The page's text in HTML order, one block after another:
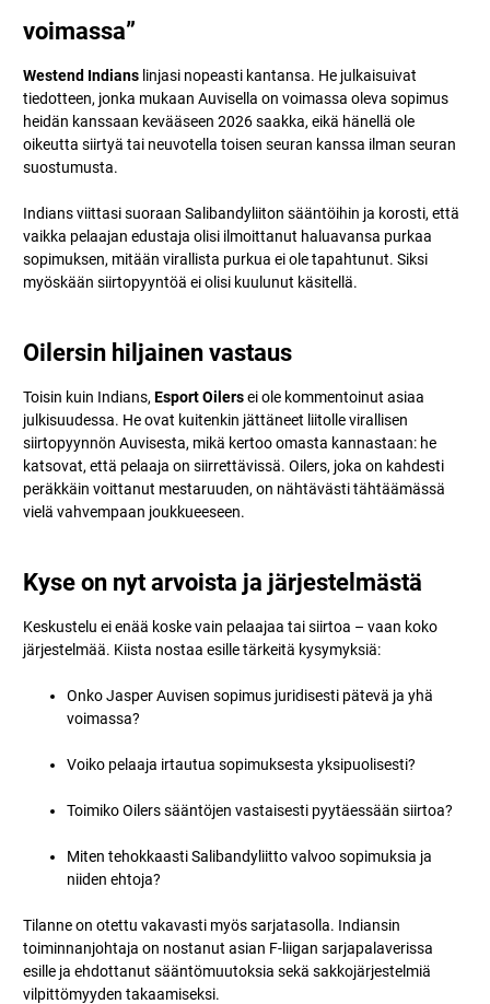
voimassa”
Westend Indians linjasi nopeasti kantansa. He julkaisuivat
tiedotteen, jonka mukaan Auvisella on voimassa oleva sopimus
heidän kanssaan kevääseen 2026 saakka, eikä hänellä ole
oikeutta siirtyä tai neuvotella toisen seuran kanssa ilman seuran
suostumusta.
Indians viittasi suoraan Salibandyliiton sääntöihin ja korosti, että
vaikka pelaajan edustaja olisi ilmoittanut haluavansa purkaa
sopimuksen, mitään virallista purkua ei ole tapahtunut. Siksi
myöskään siirtopyyntöä ei olisi kuulunut käsitellä.
Oilersin hiljainen vastaus
Toisin kuin Indians, Esport Oilersei ole kommentoinut asiaa
julkisuudessa. He ovat kuitenkin jättäneet liitolle virallisen
siirtopyynnön Auvisesta, mikä kertoo omasta kannastaan: he
katsovat, että pelaaja on siirrettävissä. Oilers, joka on kahdesti
peräkkäin voittanut mestaruuden, on nähtävästi tähtäämässä
vielä vahvempaan joukkueeseen.
Kyse on nyt arvoista ja järjestelmästä
Keskustelu ei enää koske vain pelaajaa tai siirtoa – vaan koko
järjestelmää. Kiista nostaa esille tärkeitä kysymyksiä:
Onko Jasper Auvisen sopimus juridisesti pätevä ja yhä
voimassa?
Voiko pelaaja irtautua sopimuksesta yksipuolisesti?
Toimiko Oilers sääntöjen vastaisesti pyytäessään siirtoa?
Miten tehokkaasti Salibandyliitto valvoo sopimuksia ja
niiden ehtoja?
Tilanne on otettu vakavasti myös sarjatasolla. Indiansin
toiminnanjohtaja on nostanut asian F-liigan sarjapalaverissa
esille ja ehdottanut sääntömuutoksia sekä sakkojärjestelmiä
vilpittömyyden takaamiseksi.